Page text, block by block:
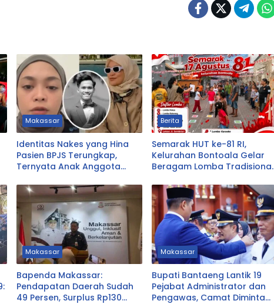
Makassar
Identitas Nakes yang Hina
Pasien BPJS Terungkap,
Ternyata Anak Anggota
Berita
Semarak HUT ke-81 RI,
Kelurahan Bontoala Gelar
Beragam Lomba Tradisional
Makassar
Bapenda Makassar:
Pendapatan Daerah Sudah
49 Persen, Surplus Rp130
Makassar
Bupati Bantaeng Lantik 19
Pejabat Administrator dan
Pengawas, Camat Diminta